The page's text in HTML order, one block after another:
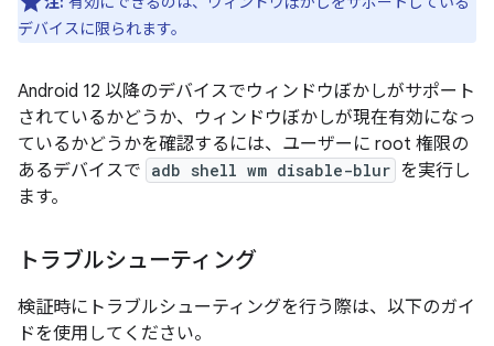
デバイスに限られます。
Android 12 以降のデバイスでウィンドウぼかしがサポート
されているかどうか、ウィンドウぼかしが現在有効になっ
ているかどうかを確認するには、ユーザーに root 権限の
あるデバイスで adb shell wm disable-blur を実行し
ます。
トラブルシューティング
検証時にトラブルシューティングを行う際は、以下のガイ
ドを使用してください。